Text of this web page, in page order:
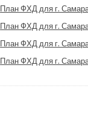
План ФХД для г.
План ФХД для г.
План ФХД для г.
План ФХД для г.